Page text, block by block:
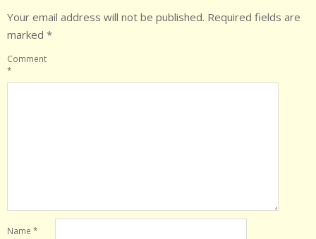
Your email address will not be published. Required fields are
marked *
Comment
*
Name *